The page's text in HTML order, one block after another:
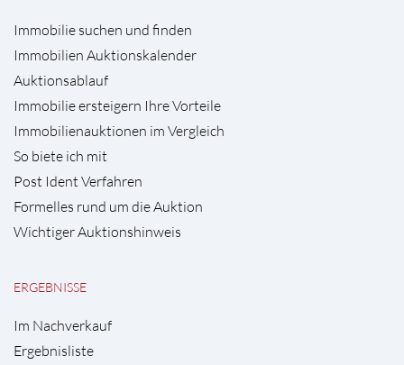
Immobilie suchen und finden
Immobilien Auktionskalender
Auktionsablauf
Immobilie ersteigern Ihre Vorteile
Immobilienauktionen im Vergleich
So biete ich mit
Post Ident Verfahren
Formelles rund um die Auktion
Wichtiger Auktionshinweis
ERGEBNISSE
Im Nachverkauf
Ergebnisliste